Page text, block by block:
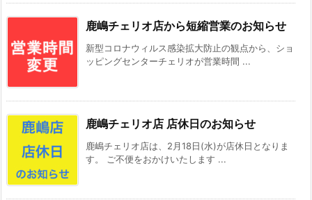
鹿嶋チェリオ店から短縮営業のお知らせ
新型コロナウィルス感染拡大防止の観点から、ショ
ッピングセンターチェリオが営業時間 ...
鹿嶋チェリオ店 店休日のお知らせ
鹿嶋チェリオ店は、2月18日(水)が店休日となりま
す。 ご不便をおかけいたします ...